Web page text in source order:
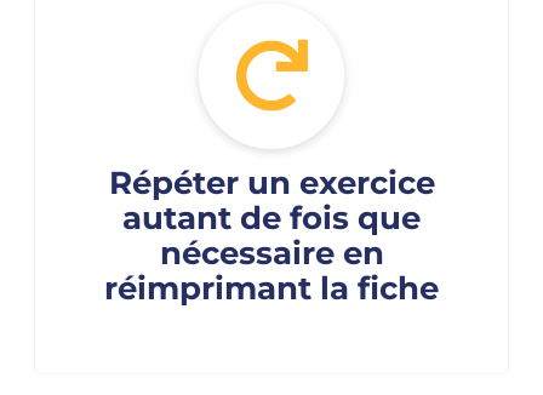
Répéter un exercice
autant de fois que
nécessaire en
réimprimant la fiche